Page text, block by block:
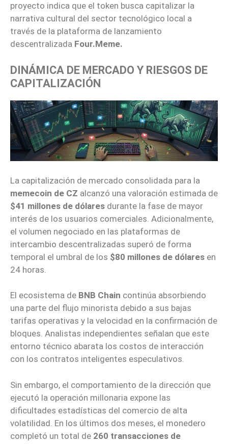
proyecto indica que el token busca capitalizar la
narrativa cultural del sector tecnológico local a
través de la plataforma de lanzamiento
descentralizada Four.Meme.
DINÁMICA DE MERCADO Y RIESGOS DE
CAPITALIZACIÓN
La capitalización de mercado consolidada para la
memecoin de CZ alcanzó una valoración estimada de
$41 millones de dólares durante la fase de mayor
interés de los usuarios comerciales. Adicionalmente,
el volumen negociado en las plataformas de
intercambio descentralizadas superó de forma
temporal el umbral de los $80 millones de dólares en
24 horas.
El ecosistema de BNB Chain continúa absorbiendo
una parte del flujo minorista debido a sus bajas
tarifas operativas y la velocidad en la confirmación de
bloques. Analistas independientes señalan que este
entorno técnico abarata los costos de interacción
con los contratos inteligentes especulativos.
Sin embargo, el comportamiento de la dirección que
ejecutó la operación millonaria expone las
dificultades estadísticas del comercio de alta
volatilidad. En los últimos dos meses, el monedero
completó un total de 260 transacciones de